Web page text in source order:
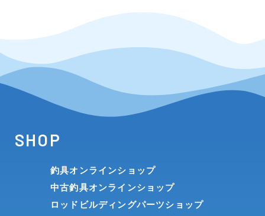
SHOP
釣具オンラインショップ
中古釣具オンラインショップ
ロッドビルディングパーツショップ